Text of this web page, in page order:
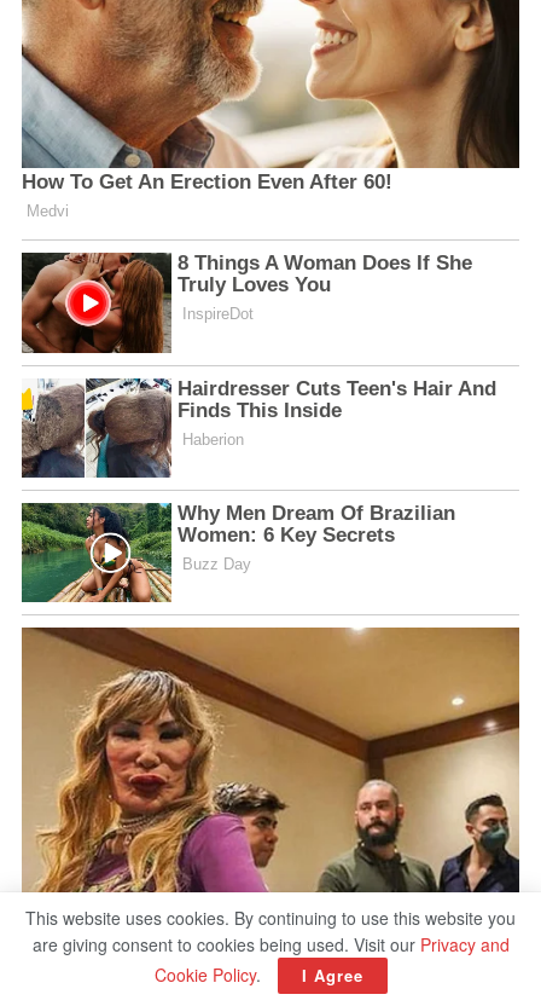
This website uses cookies. By continuing to use this website you
are giving consent to cookies being used. Visit our Privacy and
Cookie Policy. I Agree